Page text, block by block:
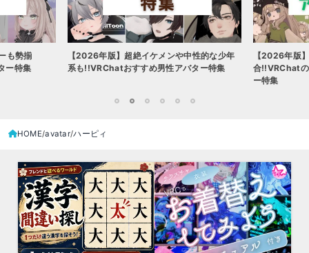
も勢揃
ー特集
【2026年版】超絶イケメンや中性的な少年
系も!!VRChatおすすめ男性アバター特集
【2026年版
合!!VRChatの
ー特集
HOME avatar ハーピィ